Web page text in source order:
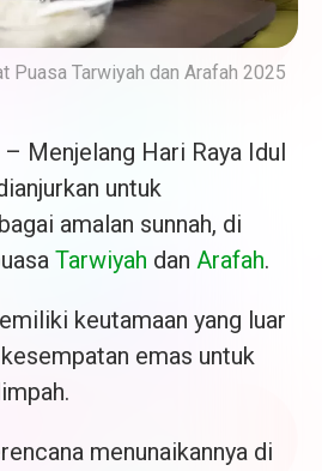
Puasa Tarwiyah dan Arafah 2025
– Menjelang Hari Raya Idul
untuk
amalan sunnah, di
Tarwiyah dan Arafah.
keutamaan yang luar
emas untuk
menunaikannya di